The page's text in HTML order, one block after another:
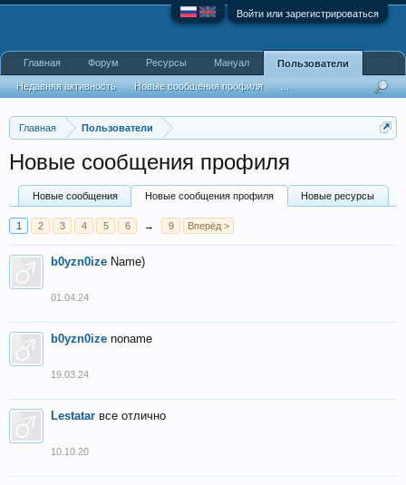
Войти или зарегистрироваться
Главная Пользователи
Новые сообщения профиля
Новые сообщения Новые сообщения профиля Новые ресурсы
1 2 3 4 5 6 → 9 Вперёд >
b0yzn0ize Name)
01.04.24
b0yzn0ize noname
19.03.24
Lestatar все отлично
10.10.20
Главная Форум Ресурсы Мануал Пользователи
Недавняя активность Новые сообщения профиля